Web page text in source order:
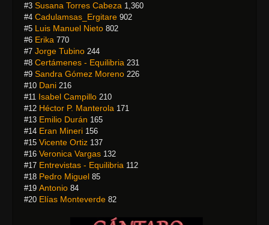
#3 Susana Torres Cabeza 1,360
#4 Cadulamsas_Ergitare 902
#5 Luis Manuel Nieto 802
#6 Erika 770
#7 Jorge Tubino 244
#8 Certámenes - Equilibria 231
#9 Sandra Gómez Moreno 226
#10 Dani 216
#11 Isabel Campillo 210
#12 Héctor P. Manterola 171
#13 Emilio Durán 165
#14 Eran Mineri 156
#15 Vicente Ortiz 137
#16 Veronica Vargas 132
#17 Entrevistas - Equilibria 112
#18 Pedro Miguel 85
#19 Antonio 84
#20 Elías Monteverde 82